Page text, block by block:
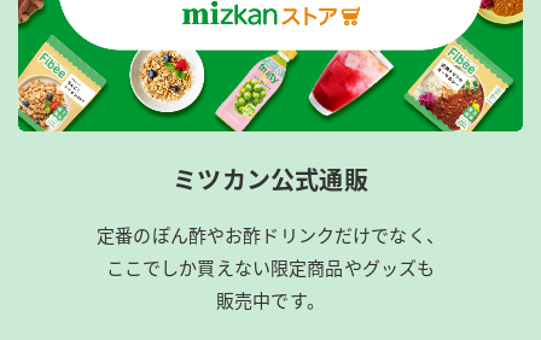
ミツカン公式通販
定番のぽん酢やお酢ドリンクだけでなく、
ここでしか買えない限定商品やグッズも
販売中です。